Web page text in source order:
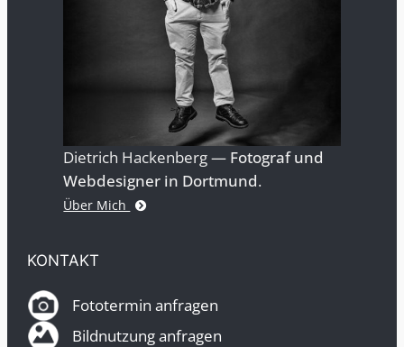
Dietrich Hackenberg — Fotograf und
Webdesigner in Dortmund.
Über Mich
KONTAKT
Fototermin anfragen
Bildnutzung anfragen